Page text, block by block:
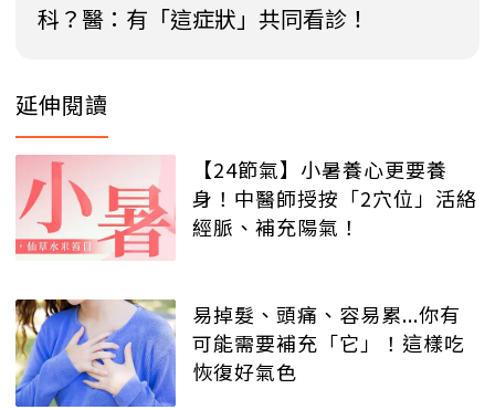
科？醫：有「這症狀」共同看診！
延伸閱讀
【24節氣】小暑養心更要養
身！中醫師授按「2穴位」活絡
經脈、補充陽氣！
易掉髮、頭痛、容易累...你有
可能需要補充「它」！這樣吃
恢復好氣色